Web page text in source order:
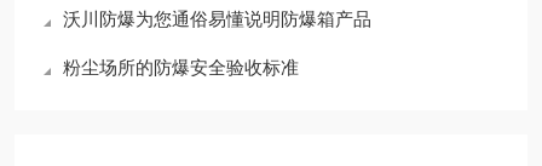
沃川防爆为您通俗易懂说明防爆箱产品
粉尘场所的防爆安全验收标准